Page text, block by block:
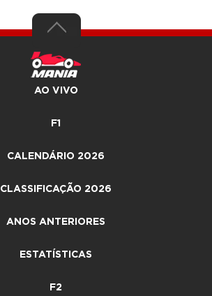
AO VIVO
F1
CALENDÁRIO 2026
CLASSIFICAÇÃO 2026
ANOS ANTERIORES
ESTATÍSTICAS
F2